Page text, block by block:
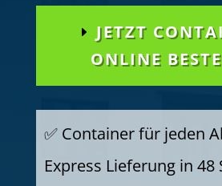
JETZT
ONLINE
✅ Container für jeden
Express Lieferung in 48